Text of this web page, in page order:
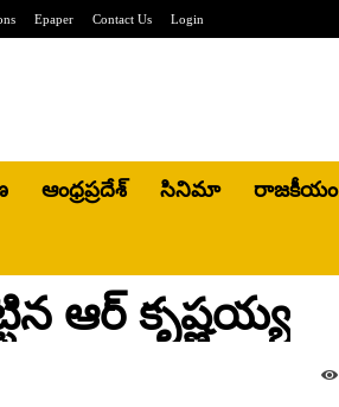
Epaper Contact Us Login
ఆంధ్రప్రదేశ్ సినిమా రాజకీయం
ఆర్ కృష్ణయ్య